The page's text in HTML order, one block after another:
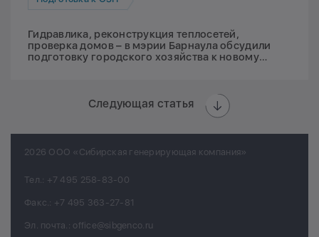
Гидравлика, реконструкция теплосетей,
проверка домов – в мэрии Барнаула обсудили
подготовку городского хозяйства к новому
Следующая статья
2026 ООО «Сибирская генерирующая компания»
Тел.: +7 495 258-83-00
Факс.: +7 495 363-27-81
Эл. почта.: office@sibgenco.ru